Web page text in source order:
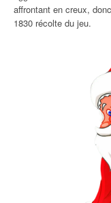
affrontant en creux,
1830 récolte du jeu.